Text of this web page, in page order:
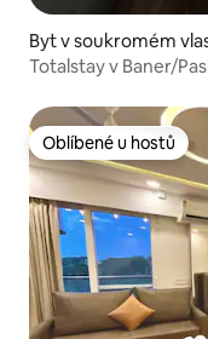
Byt v soukromém
Totalstay v Baner/
Oblíbené u hostů
Oblíbené u hostů